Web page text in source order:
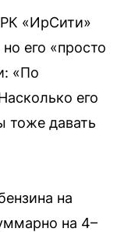
«ИрСити»
его «просто
«По
его
тоже давать
на
на 4–